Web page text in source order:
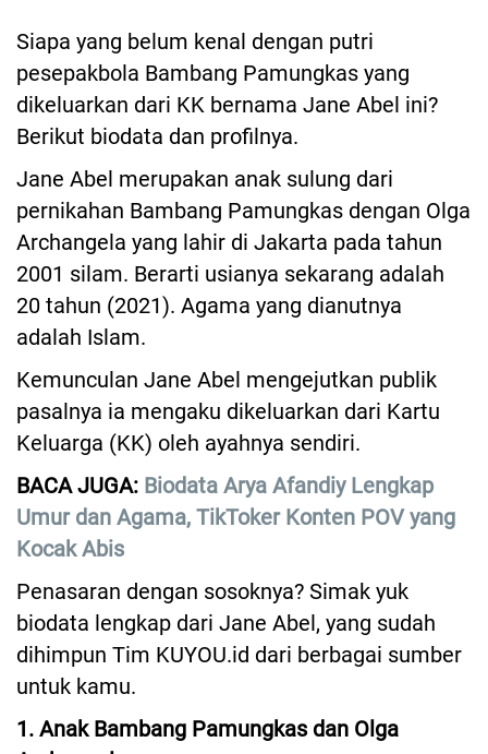
Siapa yang belum kenal dengan putri
pesepakbola Bambang Pamungkas yang
dikeluarkan dari KK bernama Jane Abel ini?
Berikut biodata dan profilnya.
Jane Abel merupakan anak sulung dari
pernikahan Bambang Pamungkas dengan Olga
Archangela yang lahir di Jakarta pada tahun
2001 silam. Berarti usianya sekarang adalah
20 tahun (2021). Agama yang dianutnya
adalah Islam.
Kemunculan Jane Abel mengejutkan publik
pasalnya ia mengaku dikeluarkan dari Kartu
Keluarga (KK) oleh ayahnya sendiri.
BACA JUGA: Biodata Arya Afandiy Lengkap
Umur dan Agama, TikToker Konten POV yang
Kocak Abis
Penasaran dengan sosoknya? Simak yuk
biodata lengkap dari Jane Abel, yang sudah
dihimpun Tim KUYOU.id dari berbagai sumber
untuk kamu.
1. Anak Bambang Pamungkas dan Olga